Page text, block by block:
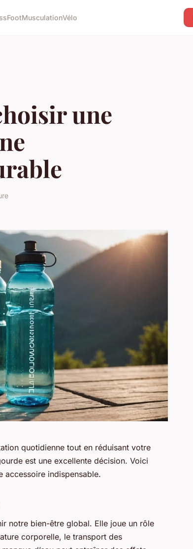
FootMusculationVélo
une
quotidienne tout en réduisant votre
est une excellente décision. Voici
accessoire indispensable.
notre bien-être global. Elle joue un rôle
corporelle, le transport des